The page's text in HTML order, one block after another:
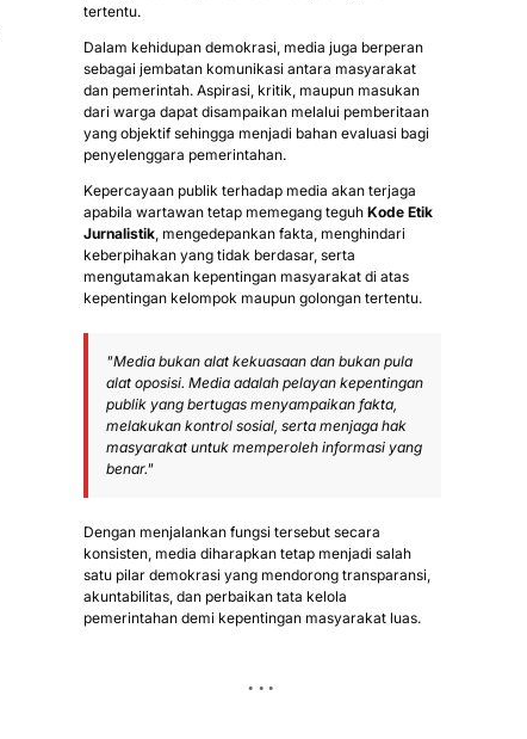
tertentu.
Dalam kehidupan demokrasi, media juga berperan
sebagai jembatan komunikasi antara masyarakat
dan pemerintah. Aspirasi, kritik, maupun masukan
dari warga dapat disampaikan melalui pemberitaan
yang objektif sehingga menjadi bahan evaluasi bagi
penyelenggara pemerintahan.
Kepercayaan publik terhadap media akan terjaga
apabila wartawan tetap memegang teguh Kode Etik
Jurnalistik, mengedepankan fakta, menghindari
keberpihakan yang tidak berdasar, serta
mengutamakan kepentingan masyarakat di atas
kepentingan kelompok maupun golongan tertentu.
"Media bukan alat kekuasaan dan bukan pula
alat oposisi. Media adalah pelayan kepentingan
publik yang bertugas menyampaikan fakta,
melakukan kontrol sosial, serta menjaga hak
masyarakat untuk memperoleh informasi yang
benar."
Dengan menjalankan fungsi tersebut secara
konsisten, media diharapkan tetap menjadi salah
satu pilar demokrasi yang mendorong transparansi,
akuntabilitas, dan perbaikan tata kelola
pemerintahan demi kepentingan masyarakat luas.